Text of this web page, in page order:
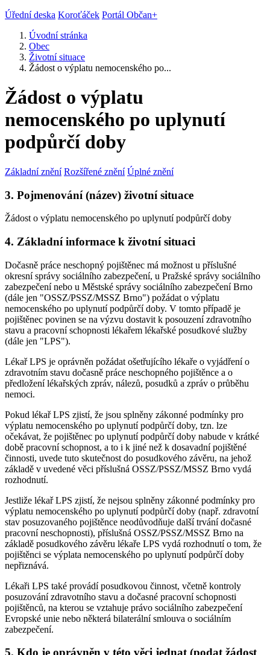
Úřední deska Koroťáček Portál Občan+
Úvodní stránka
Obec
Životní situace
Žádost o výplatu nemocenského po...
Žádost o výplatu
nemocenského po uplynutí
podpůrčí doby
Základní znění Rozšířené znění Úplné znění
3. Pojmenování (název) životní situace
Žádost o výplatu nemocenského po uplynutí podpůrčí doby
4. Základní informace k životní situaci
Dočasně práce neschopný pojištěnec má možnost u příslušné
okresní správy sociálního zabezpečení, u Pražské správy sociálního
zabezpečení nebo u Městské správy sociálního zabezpečení Brno
(dále jen "OSSZ/PSSZ/MSSZ Brno") požádat o výplatu
nemocenského po uplynutí podpůrčí doby. V tomto případě je
pojištěnec povinen se na výzvu dostavit k posouzení zdravotního
stavu a pracovní schopnosti lékařem lékařské posudkové služby
(dále jen "LPS").
Lékař LPS je oprávněn požádat ošetřujícího lékaře o vyjádření o
zdravotním stavu dočasně práce neschopného pojištěnce a o
předložení lékařských zpráv, nálezů, posudků a zpráv o průběhu
nemoci.
Pokud lékař LPS zjistí, že jsou splněny zákonné podmínky pro
výplatu nemocenského po uplynutí podpůrčí doby, tzn. lze
očekávat, že pojištěnec po uplynutí podpůrčí doby nabude v krátké
době pracovní schopnost, a to i k jiné než k dosavadní pojištěné
činnosti, uvede tuto skutečnost do posudkového závěru, na jehož
základě v uvedené věci příslušná OSSZ/PSSZ/MSSZ Brno vydá
rozhodnutí.
Jestliže lékař LPS zjistí, že nejsou splněny zákonné podmínky pro
výplatu nemocenského po uplynutí podpůrčí doby (např. zdravotní
stav posuzovaného pojištěnce neodůvodňuje další trvání dočasné
pracovní neschopnosti), příslušná OSSZ/PSSZ/MSSZ Brno na
základě posudkového závěru lékaře LPS vydá rozhodnutí o tom, že
pojištěnci se výplata nemocenského po uplynutí podpůrčí doby
nepřiznává.
Lékaři LPS také provádí posudkovou činnost, včetně kontroly
posuzování zdravotního stavu a dočasné pracovní schopnosti
pojištěnců, na kterou se vztahuje právo sociálního zabezpečení
Evropské unie nebo některá bilaterální smlouva o sociálním
zabezpečení.